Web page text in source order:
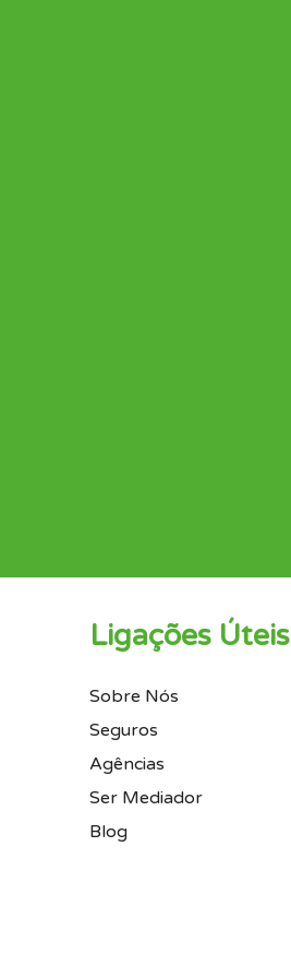
Ligações Úteis
Sobre Nós
Seguros
Agências
Ser Mediador
Blog